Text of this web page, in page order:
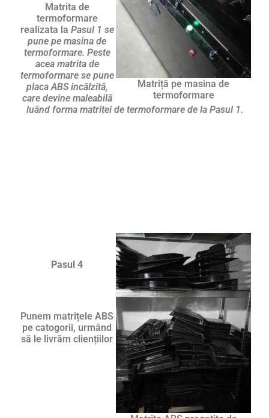
Matriță pe masina de
termoformare
Matrita de
termoformare
realizata la Pasul 1 se
pune pe masina de
termoformare. Peste
acea matrita de
termoformare se pune
placa ABS incălzită,
care devine maleabilă
luând forma matritei de termoformare de la Pasul 1.
Pasul 4
Punem matrițele ABS
pe catogorii, urmând
să le livrăm cliențiilor